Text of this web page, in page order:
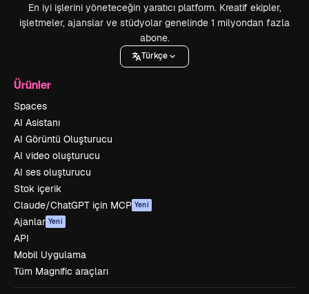
En iyi işlerini yöneteceğin yaratıcı platform. Kreatif ekipler,
işletmeler, ajanslar ve stüdyolar genelinde 1 milyondan fazla
abone.
Türkçe
Ürünler
Spaces
AI Asistanı
AI Görüntü Oluşturucu
AI video oluşturucu
AI ses oluşturucu
Stok içerik
Claude/ChatGPT için MCP Yeni
Ajanlar Yeni
API
Mobil Uygulama
Tüm Magnific araçları